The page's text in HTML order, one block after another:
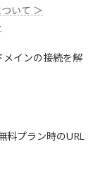
いて ＞
メインの接続を解
料プラン時のURL